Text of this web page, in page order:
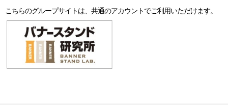
こちらのグループサイトは、共通のアカウントでご利用いただけます。